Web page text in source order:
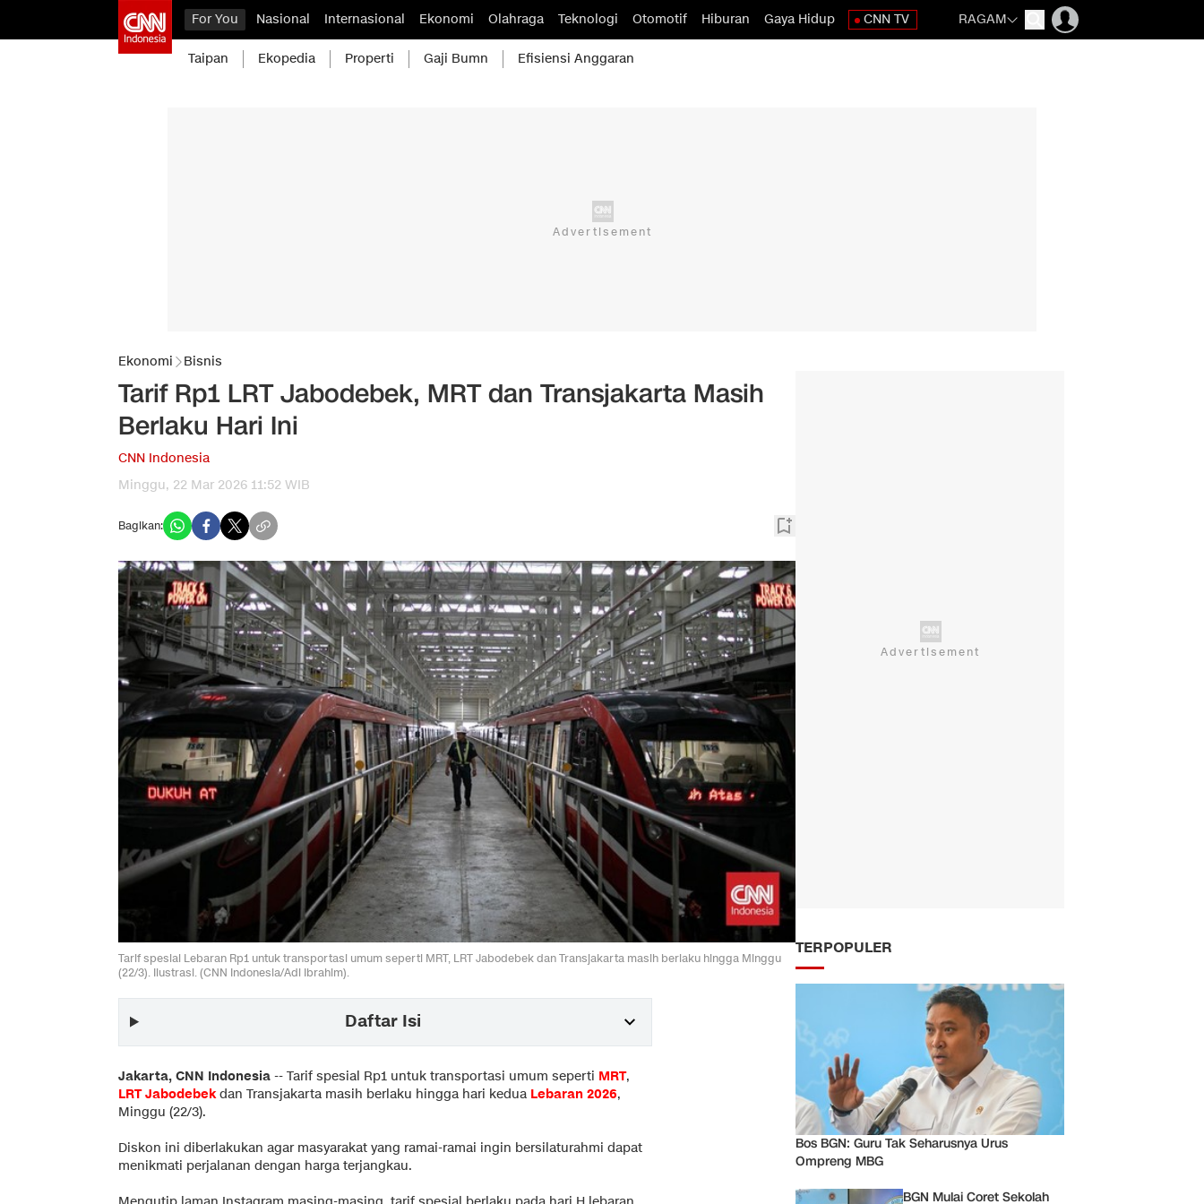
For You Nasional Internasional Ekonomi Olahraga Teknologi Otomotif Hiburan Gaya Hidup CNN TV RAGAM
Taipan Ekopedia Properti Gaji Bumn Efisiensi Anggaran
Ekonomi Bisnis
Tarif Rp1 LRT Jabodebek, MRT dan Transjakarta Masih
Berlaku Hari Ini
CNN Indonesia
Minggu, 22 Mar 2026 11:52 WIB
Bagikan:
Tarif spesial Lebaran Rp1 untuk transportasi umum seperti MRT, LRT Jabodebek dan Transjakarta masih berlaku hingga Minggu
(22/3). Ilustrasi. (CNN Indonesia/Adi Ibrahim).
Daftar Isi
Jakarta, CNN Indonesia -- Tarif spesial Rp1 untuk transportasi umum seperti MRT,
LRT Jabodebekdan Transjakarta masih berlaku hingga hari kedua Lebaran 2026,
Minggu (22/3).
Diskon ini diberlakukan agar masyarakat yang ramai-ramai ingin bersilaturahmi dapat
menikmati perjalanan dengan harga terjangkau.
TERPOPULER
Bos BGN: Guru Tak Seharusnya Urus
Ompreng MBG
BGN Mulai Coret Sekolah